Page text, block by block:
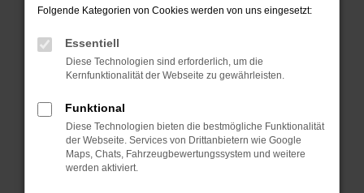
Prüfe deine Browsererweiterungen.
können das Laden bestimmter Seiten
verhindern. Funktioniert die Seite in einem
Fenster?
Starte dein Gerät neu.
Das kann manchmal helfen, vorübergehende
Probleme zu beheben.
Folgende Kategorien von Cookies werden von uns eingesetzt:
Essentiell
Diese Technologien sind erforderlich, um die
Kernfunktionalität der Webseite zu gewährleisten.
Funktional
Diese Technologien bieten die bestmögliche Funktionalität
der Webseite. Services von Drittanbietern wie Google
Maps, Chats, Fahrzeugbewertungssystem und weitere
werden aktiviert.